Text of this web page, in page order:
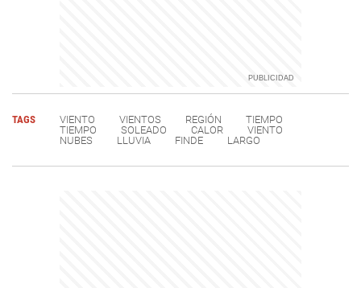
TAGS VIENTO VIENTOS REGIÓN
TIEMPO
TIEMPO
SOLEADO CALOR
VIENTO
NUBES
LLUVIA FINDE LARGO